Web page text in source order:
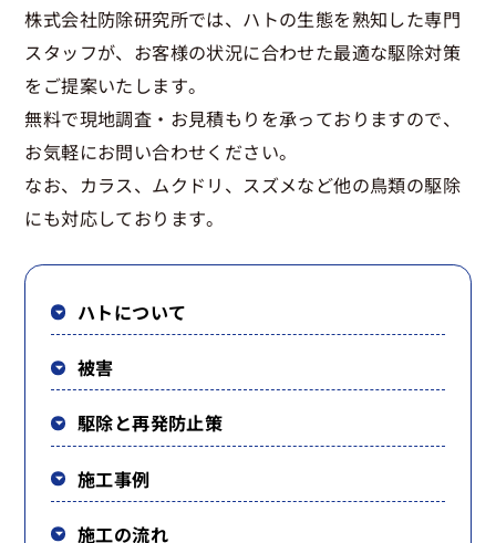
株式会社防除研究所では、ハトの生態を熟知した専門
スタッフが、お客様の状況に合わせた最適な駆除対策
をご提案いたします。
無料で現地調査・お見積もりを承っておりますので、
お気軽にお問い合わせください。
なお、カラス、ムクドリ、スズメなど他の鳥類の駆除
にも対応しております。
ハトについて
被害
駆除と再発防止策
施工事例
施工の流れ